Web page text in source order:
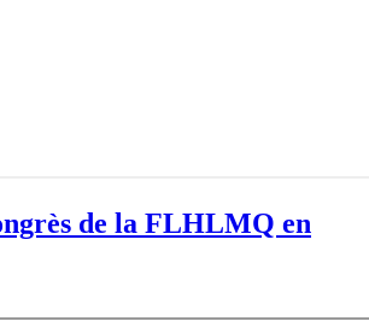
de la FLHLMQ en